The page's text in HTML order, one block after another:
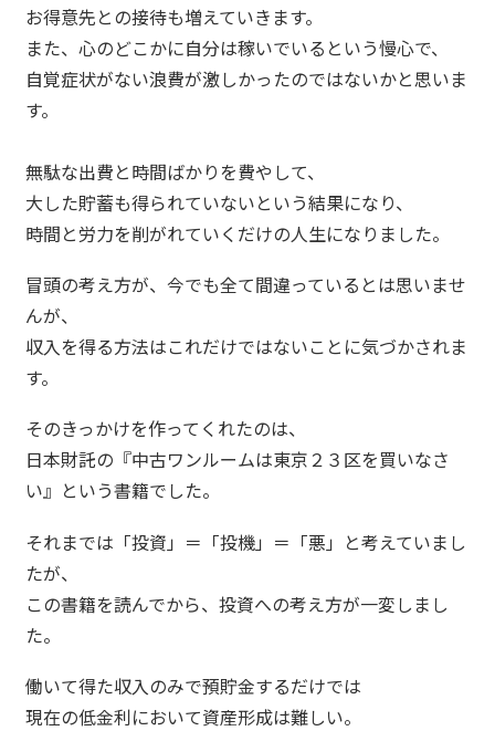
お得意先との接待も増えていきます。
また、心のどこかに自分は稼いでいるという慢心で、
自覚症状がない浪費が激しかったのではないかと思いま
す。
無駄な出費と時間ばかりを費やして、
大した貯蓄も得られていないという結果になり、
時間と労力を削がれていくだけの人生になりました。
冒頭の考え方が、今でも全て間違っているとは思いませ
んが、
収入を得る方法はこれだけではないことに気づかされま
す。
そのきっかけを作ってくれたのは、
日本財託の『中古ワンルームは東京２３区を買いなさ
い』という書籍でした。
それまでは「投資」＝「投機」＝「悪」と考えていまし
たが、
この書籍を読んでから、投資への考え方が一変しまし
た。
働いて得た収入のみで預貯金するだけでは
現在の低金利において資産形成は難しい。